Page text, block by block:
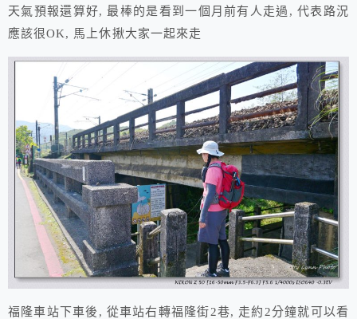
天氣預報還算好, 最棒的是看到一個月前有人走過, 代表路況
應該很OK, 馬上休揪大家一起來走
福隆車站下車後, 從車站右轉福隆街2巷, 走約2分鐘就可以看